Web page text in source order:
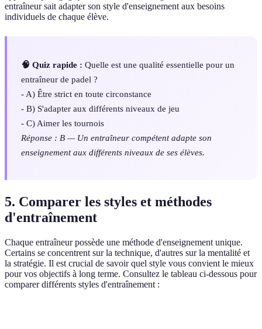
entraîneur sait adapter son style d'enseignement aux besoins
individuels de chaque élève.
🧠 Quiz rapide : Quelle est une qualité essentielle pour un
entraîneur de padel ?
- A) Être strict en toute circonstance
- B) S'adapter aux différents niveaux de jeu
- C) Aimer les tournois
Réponse : B — Un entraîneur compétent adapte son
enseignement aux différents niveaux de ses élèves.
5. Comparer les styles et méthodes
d'entraînement
Chaque entraîneur possède une méthode d'enseignement unique.
Certains se concentrent sur la technique, d'autres sur la mentalité et
la stratégie. Il est crucial de savoir quel style vous convient le mieux
pour vos objectifs à long terme. Consultez le tableau ci-dessous pour
comparer différents styles d'entraînement :